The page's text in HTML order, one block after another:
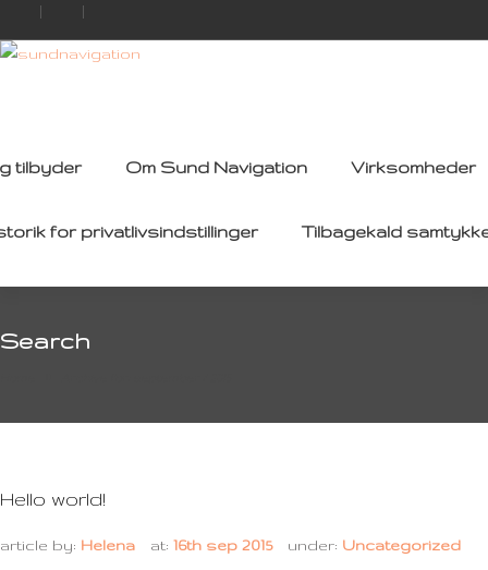
tilbyder Om Sund Navigation Virksomheder
for privatlivsindstillinger Tilbagekald
Search
Hello world!
article by: Helena at: 16th sep 2015 under: Uncategorized